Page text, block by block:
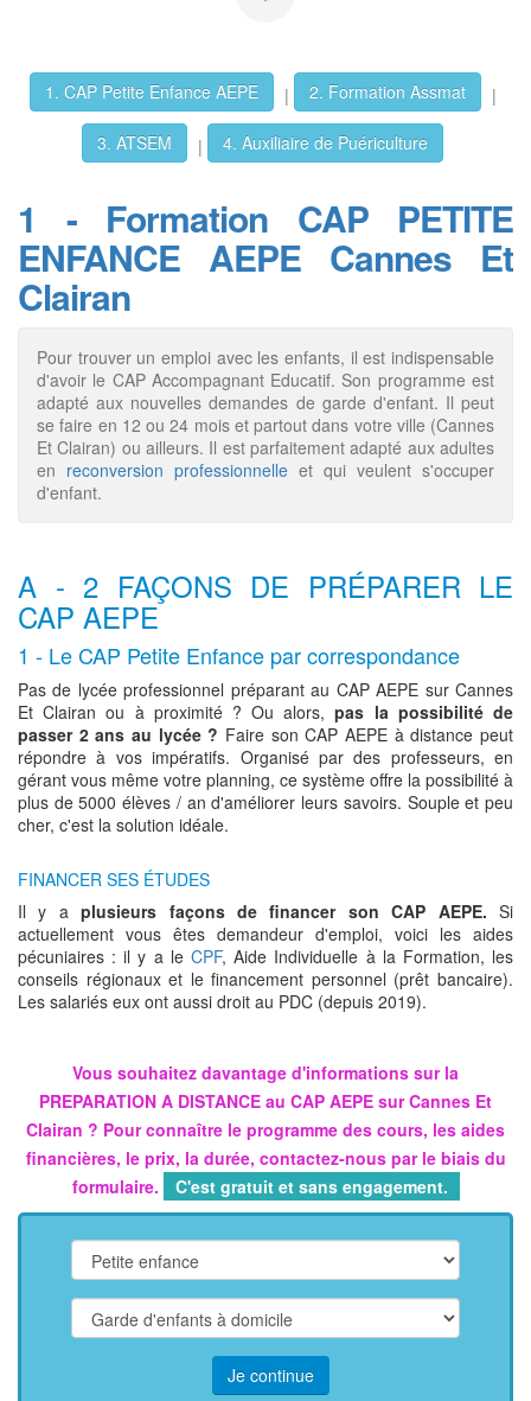
1. CAP Petite Enfance AEPE | 2. Formation Assmat
|
3. ATSEM
| 4. Auxiliaire de Puériculture
1 - Formation CAP PETITE
ENFANCE AEPE Cannes Et
Clairan
Pour trouver un emploi avec les enfants, il est indispensable
d'avoir le CAP Accompagnant Educatif. Son programme est
adapté aux nouvelles demandes de garde d'enfant. Il peut
se faire en 12 ou 24 mois et partout dans votre ville (Cannes
Et Clairan) ou ailleurs. Il est parfaitement adapté aux adultes
en reconversion professionnelle et qui veulent s'occuper
d'enfant.
A - 2 FAÇONS DE PRÉPARER LE
CAP AEPE
1 - Le CAP Petite Enfance par correspondance
Pas de lycée professionnel préparant au CAP AEPE sur Cannes
Et Clairan ou à proximité ? Ou alors,pas la possibilité de
passer 2 ans au lycée ? Faire son CAP AEPE à distance peut
répondre à vos impératifs. Organisé par des professeurs, en
gérant vous même votre planning, ce système offre la possibilité à
plus de 5000 élèves / an d'améliorer leurs savoirs. Souple et peu
cher, c'est la solution idéale.
FINANCER SES ÉTUDES
Il y aplusieurs façons de financer son CAP AEPE. Si
actuellement vous êtes demandeur d'emploi, voici les aides
pécuniaires : il y a le CPF, Aide Individuelle à la Formation, les
conseils régionaux et le financement personnel (prêt bancaire).
Les salariés eux ont aussi droit au PDC (depuis 2019).
Vous souhaitez davantage d'informations sur la
PREPARATION A DISTANCE au CAP AEPE sur Cannes Et
Clairan ? Pour connaître le programme des cours, les aides
financières, le prix, la durée, contactez-nous par le biais du
formulaire.
C'est gratuit et sans engagement.
Je continue